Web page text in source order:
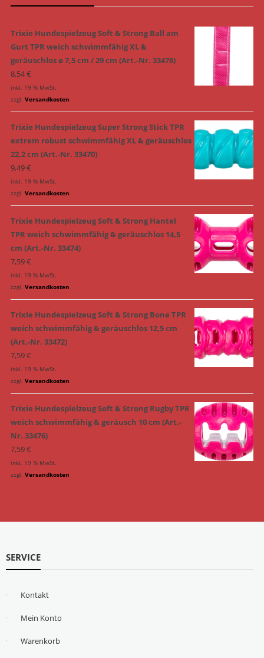
Trixie Hundespielzeug Soft & Strong Ball am
Gurt TPR weich schwimmfähig XL &
geräuschlos ø 7,5 cm / 29 cm (Art.-Nr. 33478)
8,54€
inkl. 19 % MwSt.
zzgl. Versandkosten
Trixie Hundespielzeug Super Strong Stick TPR
extrem robust schwimmfähig XL & geräuschlos
22,2 cm (Art.-Nr. 33470)
9,49€
inkl. 19 % MwSt.
zzgl. Versandkosten
Trixie Hundespielzeug Soft & Strong Hantel
TPR weich schwimmfähig & geräuschlos 14,5
cm (Art.-Nr. 33474)
7,59€
inkl. 19 % MwSt.
zzgl. Versandkosten
Trixie Hundespielzeug Soft & Strong Bone TPR
weich schwimmfähig & geräuschlos 12,5 cm
(Art.-Nr. 33472)
7,59€
inkl. 19 % MwSt.
zzgl. Versandkosten
Trixie Hundespielzeug Soft & Strong Rugby TPR
weich schwimmfähig & geräusch 10 cm (Art.-
Nr. 33476)
7,59€
inkl. 19 % MwSt.
zzgl. Versandkosten
SERVICE
Kontakt
Mein Konto
Warenkorb